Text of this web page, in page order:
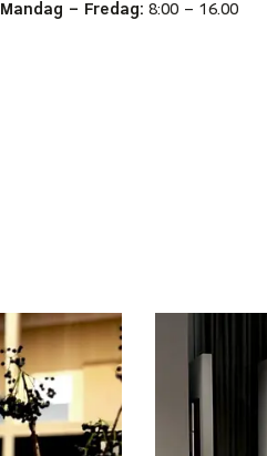
Mandag – Fredag: 8:00 – 16.00